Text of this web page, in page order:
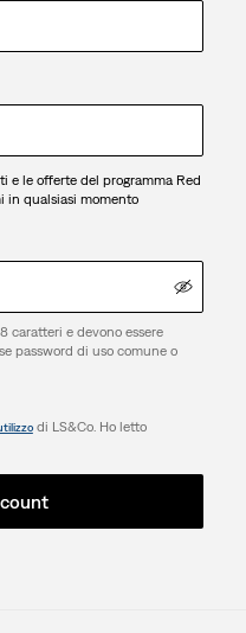
e le offerte del programma Red
in qualsiasi momento
caratteri e devono essere
password di uso comune o
di LS&Co. Ho letto